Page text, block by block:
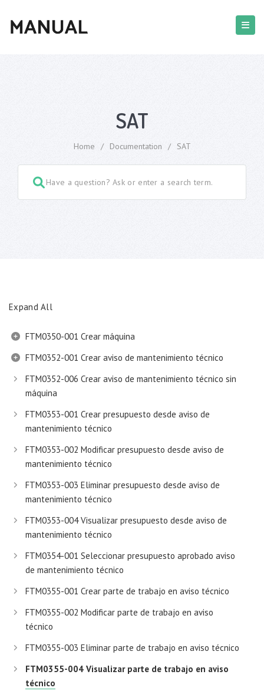
SAT
Home / Documentation / SAT
Expand All
FTM0350-001 Crear máquina
FTM0352-001 Crear aviso de mantenimiento técnico
FTM0352-006 Crear aviso de mantenimiento técnico sin
máquina
FTM0353-001 Crear presupuesto desde aviso de
mantenimiento técnico
FTM0353-002 Modificar presupuesto desde aviso de
mantenimiento técnico
FTM0353-003 Eliminar presupuesto desde aviso de
mantenimiento técnico
FTM0353-004 Visualizar presupuesto desde aviso de
mantenimiento técnico
FTM0354-001 Seleccionar presupuesto aprobado aviso
de mantenimiento técnico
FTM0355-001 Crear parte de trabajo en aviso técnico
FTM0355-002 Modificar parte de trabajo en aviso
técnico
FTM0355-003 Eliminar parte de trabajo en aviso técnico
FTM0355-004 Visualizar parte de trabajo en aviso
técnico